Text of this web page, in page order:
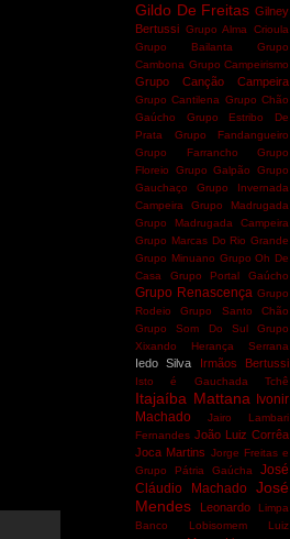
Gildo De Freitas Gilney
Bertussi Grupo Alma Crioula
Grupo Bailanta
Grupo
Cambona Grupo Campeirismo
Grupo Canção Campeira
Grupo Cantilena Grupo Chão
Gaúcho
Grupo Estribo De
Prata
Grupo Fandangueiro
Grupo Farrancho
Grupo
Floreio
Grupo Galpão
Grupo
Gauchaço
Grupo Invernada
Campeira
Grupo Madrugada
Grupo Madrugada Campeira
Grupo Marcas Do Rio Grande
Grupo Minuano Grupo Oh De
Casa
Grupo Portal Gaúcho
Grupo Renascença Grupo
Rodeio
Grupo Santo Chão
Grupo Som Do Sul
Grupo
Xixando
Herança Serrana
Iedo Silva Irmãos Bertussi
Isto é Gauchada Tchê
Itajaíba Mattana
Ivonir
Machado
Jairo Lambari
Fernandes João Luiz Corrêa
Joca Martins Jorge Freitas e
Grupo Pátria Gaúcha
José
Cláudio Machado
José
Mendes
Leonardo
Limpa
Banco
Lobisomem
Luiz